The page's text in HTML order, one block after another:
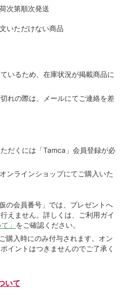
次第順次発送
いただけない商品
いるため、在庫状況が掲載商品に
れの際は、メールにてご連絡を差
だくには「Tamca」会員登録が必
ンラインショップにてご購⼊いた
の会員番号」では、プレゼントへ
えません。詳しくは、ご利⽤ガイ
」 をご確認ください。
購⼊時にのみ付与されます。オン
イントはつきませんのでご了承く
いて